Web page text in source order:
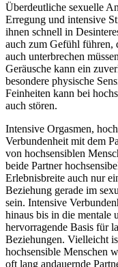
Überdeutliche sexuelle
Erregung und intensive
ihnen schnell in
auch zum Gefühl führen,
auch unterbrechen
Geräusche kann ein
besondere physische
Feinheiten kann bei
auch stören.
Intensive Orgasmen,
Verbundenheit mit dem
von hochsensiblen
beide Partner
Erlebnisbreite auch nur
Beziehung gerade im
sein. Intensive
hinaus bis in die mentale
hervorragende Basis für
Beziehungen. Vielleicht
hochsensible Menschen
oft lang andauernde